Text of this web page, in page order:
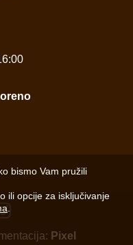
Pixel
bismo Vam pružili
ili opcije za isključivanje